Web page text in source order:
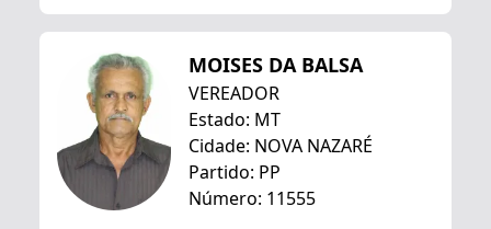
MOISES DA BALSA
VEREADOR
Estado: MT
Cidade: NOVA NAZARÉ
Partido: PP
Número: 11555